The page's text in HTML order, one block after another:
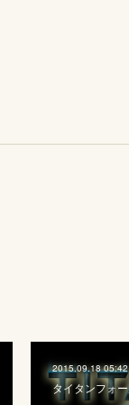
2015.09.18 05:42
タイタンフォ